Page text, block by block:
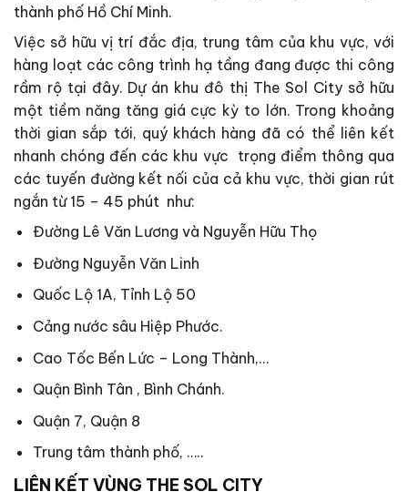
thành phố Hồ Chí Minh.
Việc sở hữu vị trí đắc địa, trung tâm của khu vực, với
hàng loạt các công trình hạ tầng đang được thi công
rầm rộ tại đây. Dự án khu đô thị The Sol City sở hữu
một tiềm năng tăng giá cực kỳ to lớn. Trong khoảng
thời gian sắp tới, quý khách hàng đã có thể liên kết
nhanh chóng đến các khu vực trọng điểm thông qua
các tuyến đường kết nối của cả khu vực, thời gian rút
ngắn từ 15 – 45 phút như:
Đường Lê Văn Lương và Nguyễn Hữu Thọ
Đường Nguyễn Văn Linh
Quốc Lộ 1A, Tỉnh Lộ 50
Cảng nước sâu Hiệp Phước.
Cao Tốc Bến Lức – Long Thành,…
Quận Bình Tân , Bình Chánh.
Quận 7, Quận 8
Trung tâm thành phố, …..
LIÊN KẾT VÙNG THE SOL CITY